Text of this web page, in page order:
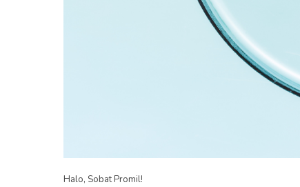
Halo, Sobat Promil!